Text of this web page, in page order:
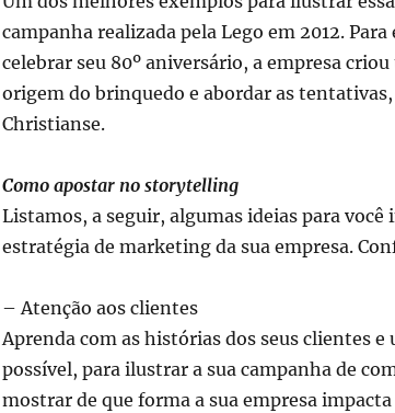
campanha realizada pela Lego em 2012.
celebrar seu 80º aniversário, a empresa
origem do brinquedo e abordar as
Christianse.
Como apostar no storytelling
Listamos, a seguir, algumas ideias para
estratégia de marketing da sua empresa.
– Atenção aos clientes
Aprenda com as histórias dos seus clientes
possível, para ilustrar a sua campanha de
mostrar de que forma a sua empresa